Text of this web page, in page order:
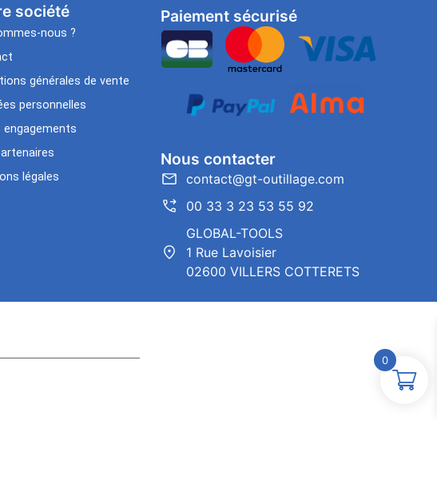
société
nous ?
générales de vente
personnelles
engagements
légales
Paiement sécurisé
Nous contacter
contact@gt-outillage.com
00 33 3 23 53 55 92
GLOBAL-TOOLS
1 Rue Lavoisier
02600 VILLERS COTTERETS
0